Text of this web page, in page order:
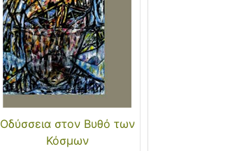
Οδύσσεια στον Βυθό των
Κόσμων